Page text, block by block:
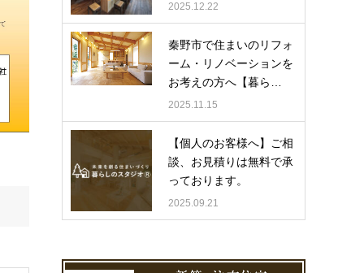
2025.12.22
秦野市で住まいのリフォ
ーム・リノベーションを
お考えの方へ【暮ら…
2025.11.15
【個人のお客様へ】ご相
談、お見積りは無料で承
っております。
2025.09.21